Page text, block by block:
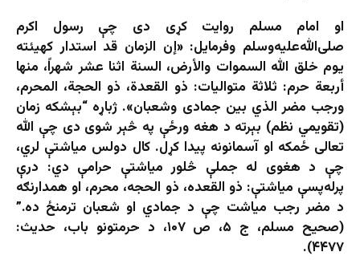
او امام مسلم روایت کړی دی چې رسول اکرم
صلی‌الله‌علیه‌وسلم وفرمایل: «إن الزمان قد استدار كهيئته
يوم خلق الله السموات والأرض، السنة اثنا عشر شهراً، منها
أربعة حرم: ثلاثة متواليات: ذو القعدة، ذو الحجة، المحرم،
ورجب مضر الذي بين جمادى وشعبان». ژباړه “بېشکه زمان
(تقویمي نظم) بېرته د هغه ورځې په څېر شوی دی چې الله
تعالی ځمکه او آسمانونه پیدا کړل. کال دولس میاشتې لري،
چې د هغوی له جملې څلور میاشتې حرامې دي: درې
پرله‌پسې میاشتې: ذو القعده، ذو الحجه، محرم، او همدارنګه
د مضر رجب میاشت چې د جمادي او شعبان ترمنځ ده.”
(صحیح مسلم، ج ۵، ص ۱۰۷، د حرمتونو باب، حدیث:
۴۴۷۷).